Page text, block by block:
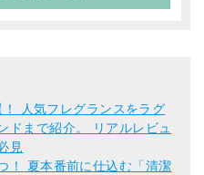
！ 人気フレグランスをラグ
ドまで紹介。 リアルレビュ
見
！ 夏本番前に仕込む「清潔